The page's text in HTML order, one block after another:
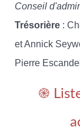
Conseil
Trésorière :
et Annick
Pierre
֎